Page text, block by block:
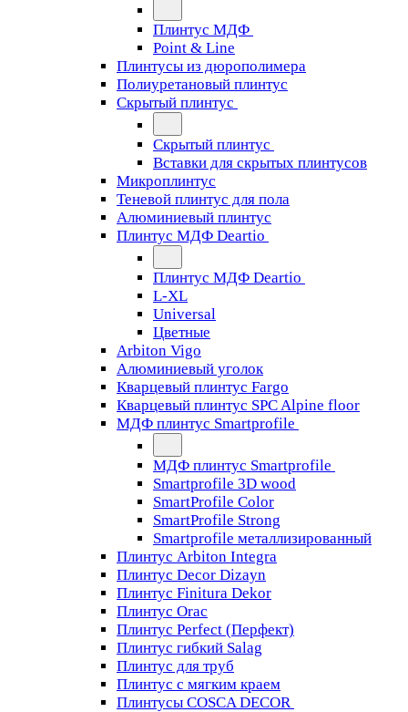
Плинтус МДФ
Point & Line
Плинтусы из дюрополимера
Полиуретановый плинтус
Скрытый плинтус
Скрытый плинтус
Вставки для скрытых плинтусов
Микроплинтус
Теневой плинтус для пола
Алюминиевый плинтус
Плинтус МДФ Deartio
Плинтус МДФ Deartio
L-XL
Universal
Цветные
Arbiton Vigo
Алюминиевый уголок
Кварцевый плинтус Fargo
Кварцевый плинтус SPC Alpine floor
МДФ плинтус Smartprofile
МДФ плинтус Smartprofile
Smartprofile 3D wood
SmartProfile Color
SmartProfile Strong
Smartprofile металлизированный
Плинтус Arbiton Integra
Плинтус Decor Dizayn
Плинтус Finitura Dekor
Плинтус Orac
Плинтус Perfect (Перфект)
Плинтус гибкий Salag
Плинтус для труб
Плинтус с мягким краем
Плинтусы COSCA DECOR